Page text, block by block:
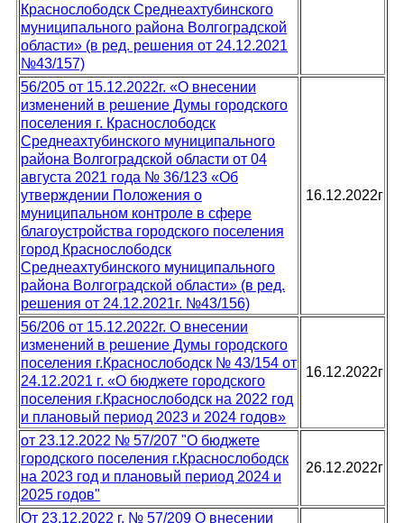
Краснослободск Среднеахтубинского
муниципального района Волгоградской
области» (в ред. решения от 24.12.2021
№43/157)
56/205 от 15.12.2022г. «О внесении
изменений в решение Думы городского
поселения г. Краснослободск
Среднеахтубинского муниципального
района Волгоградской области от 04
августа 2021 года № 36/123 «Об
утверждении Положения о
муниципальном контроле в сфере
благоустройства городского поселения
город Краснослободск
Среднеахтубинского муниципального
района Волгоградской области» (в ред.
решения от 24.12.2021г. №43/156)
16.12.2022г
56/206 от 15.12.2022г. О внесении
изменений в решение Думы городского
поселения г.Краснослободск № 43/154 от
24.12.2021 г. «О бюджете городского
поселения г.Краснослободск на 2022 год
и плановый период 2023 и 2024 годов»
16.12.2022г
от 23.12.2022 № 57/207 "О бюджете
городского поселения г.Краснослободск
на 2023 год и плановый период 2024 и
2025 годов"
26.12.2022г
От 23.12.2022 г. № 57/209 О внесении